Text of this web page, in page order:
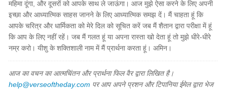
महिमा दूंगा, और दूसरों को आपके साथ ले जाऊंगा। आज मुझे ऐसा करने के लिए अपनी
इच्छा और आध्यात्मिक साहस जानने के लिए आध्यात्मिक समझ दें। मैं चाहता हूं कि
आपके चरित्र और धार्मिकता को मेरे दिल को सूचित करें जब मैं शैतान द्वारा परीक्षा में हूं
कि आप के लिए नहीं रहें। जब मैं गलत हूं या अपना रास्ता खो देता हूं तो मुझे धीरे-धीरे
नम्र करो। यीशु के शक्तिशाली नाम में मैं प्रार्थना करता हूं। अमिन।
आज का वचन का आत्मचिंतन और प्रार्थना फिल वैर द्वारा लिखित है।
help@verseoftheday.com पर आप अपने प्रशन और टिपानिया ईमेल द्वारा भेज